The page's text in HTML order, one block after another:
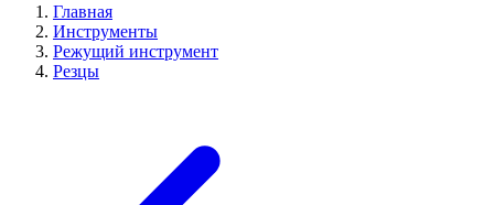
Главная
Инструменты
Режущий инструмент
Резцы